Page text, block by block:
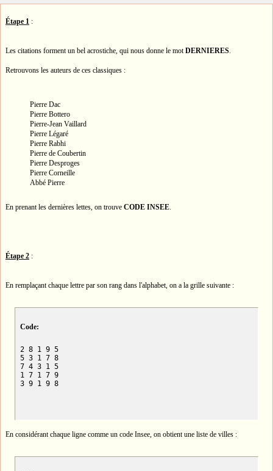
Étape 1 :
Les citations forment un bel acrostiche, qui nous donne le motDERNIERES.
Retrouvons les auteurs de ces classiques :
Pierre Dac
Pierre Bottero
Pierre-Jean Vaillard
Pierre Légaré
Pierre Rabhi
Pierre de Coubertin
Pierre Desproges
Pierre Corneille
Abbé Pierre
En prenant les dernières lettes, on trouve CODE INSEE.
Étape 2 :
En remplaçant chaque lettre par son rang dans l'alphabet, on a la grille suivante :
Code:
2 8 1 9 5
5 3 1 7 8
7 4 3 1 5
1 7 1 7 9
3 9 1 9 8
En considérant chaque ligne comme un code Insee, on obtient une liste de villes :